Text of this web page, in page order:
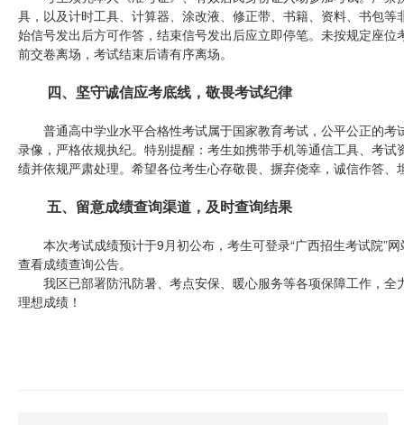
具，以及计时工具、计算器、涂改液、修正带、书籍、资料、书包
始信号发出后方可作答，结束信号发出后应立即停笔。未按规定座
前交卷离场，考试结束后请有序离场。
四、坚守诚信应考底线，敬畏考试纪律
普通高中学业水平合格性考试属于国家教育考试，公平公正的考
录像，严格依规执纪。特别提醒：考生如携带手机等通信工具、考
绩并依规严肃处理。希望各位考生心存敬畏、摒弃侥幸，诚信作答、
五、留意成绩查询渠道，及时查询结果
本次考试成绩预计于9月初公布，考生可登录“广西招生考试院”
查看成绩查询公告。
我区已部署防汛防暑、考点安保、暖心服务等各项保障工作，全
理想成绩！